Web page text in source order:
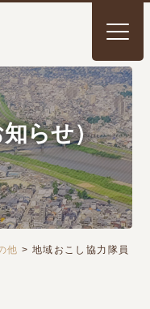
らせ）
他 > 地域おこし協力隊員